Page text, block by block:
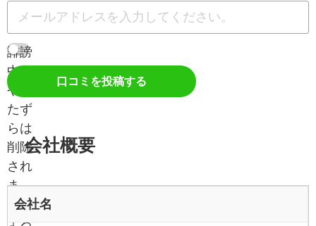
誹謗
中傷
やい
たず
らは
削除
され
ま
す。
よろ
口コミを投稿する
会社概要
会社名